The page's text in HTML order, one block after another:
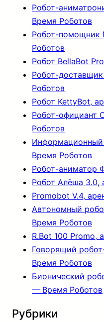
Робот-
Время Роботов
Робот-
Роботов
Робот BellaBot
Робот-
Роботов
Робот KettyBot,
Робот-официант
Роботов
Время Роботов
Робот-аниматор
Робот Алёша 3.0,
Promobot V.4,
Автономный
Время Роботов
R.Bot 100 Promo,
Говорящий
Время Роботов
Бионический
— Время Роботов
Рубрики